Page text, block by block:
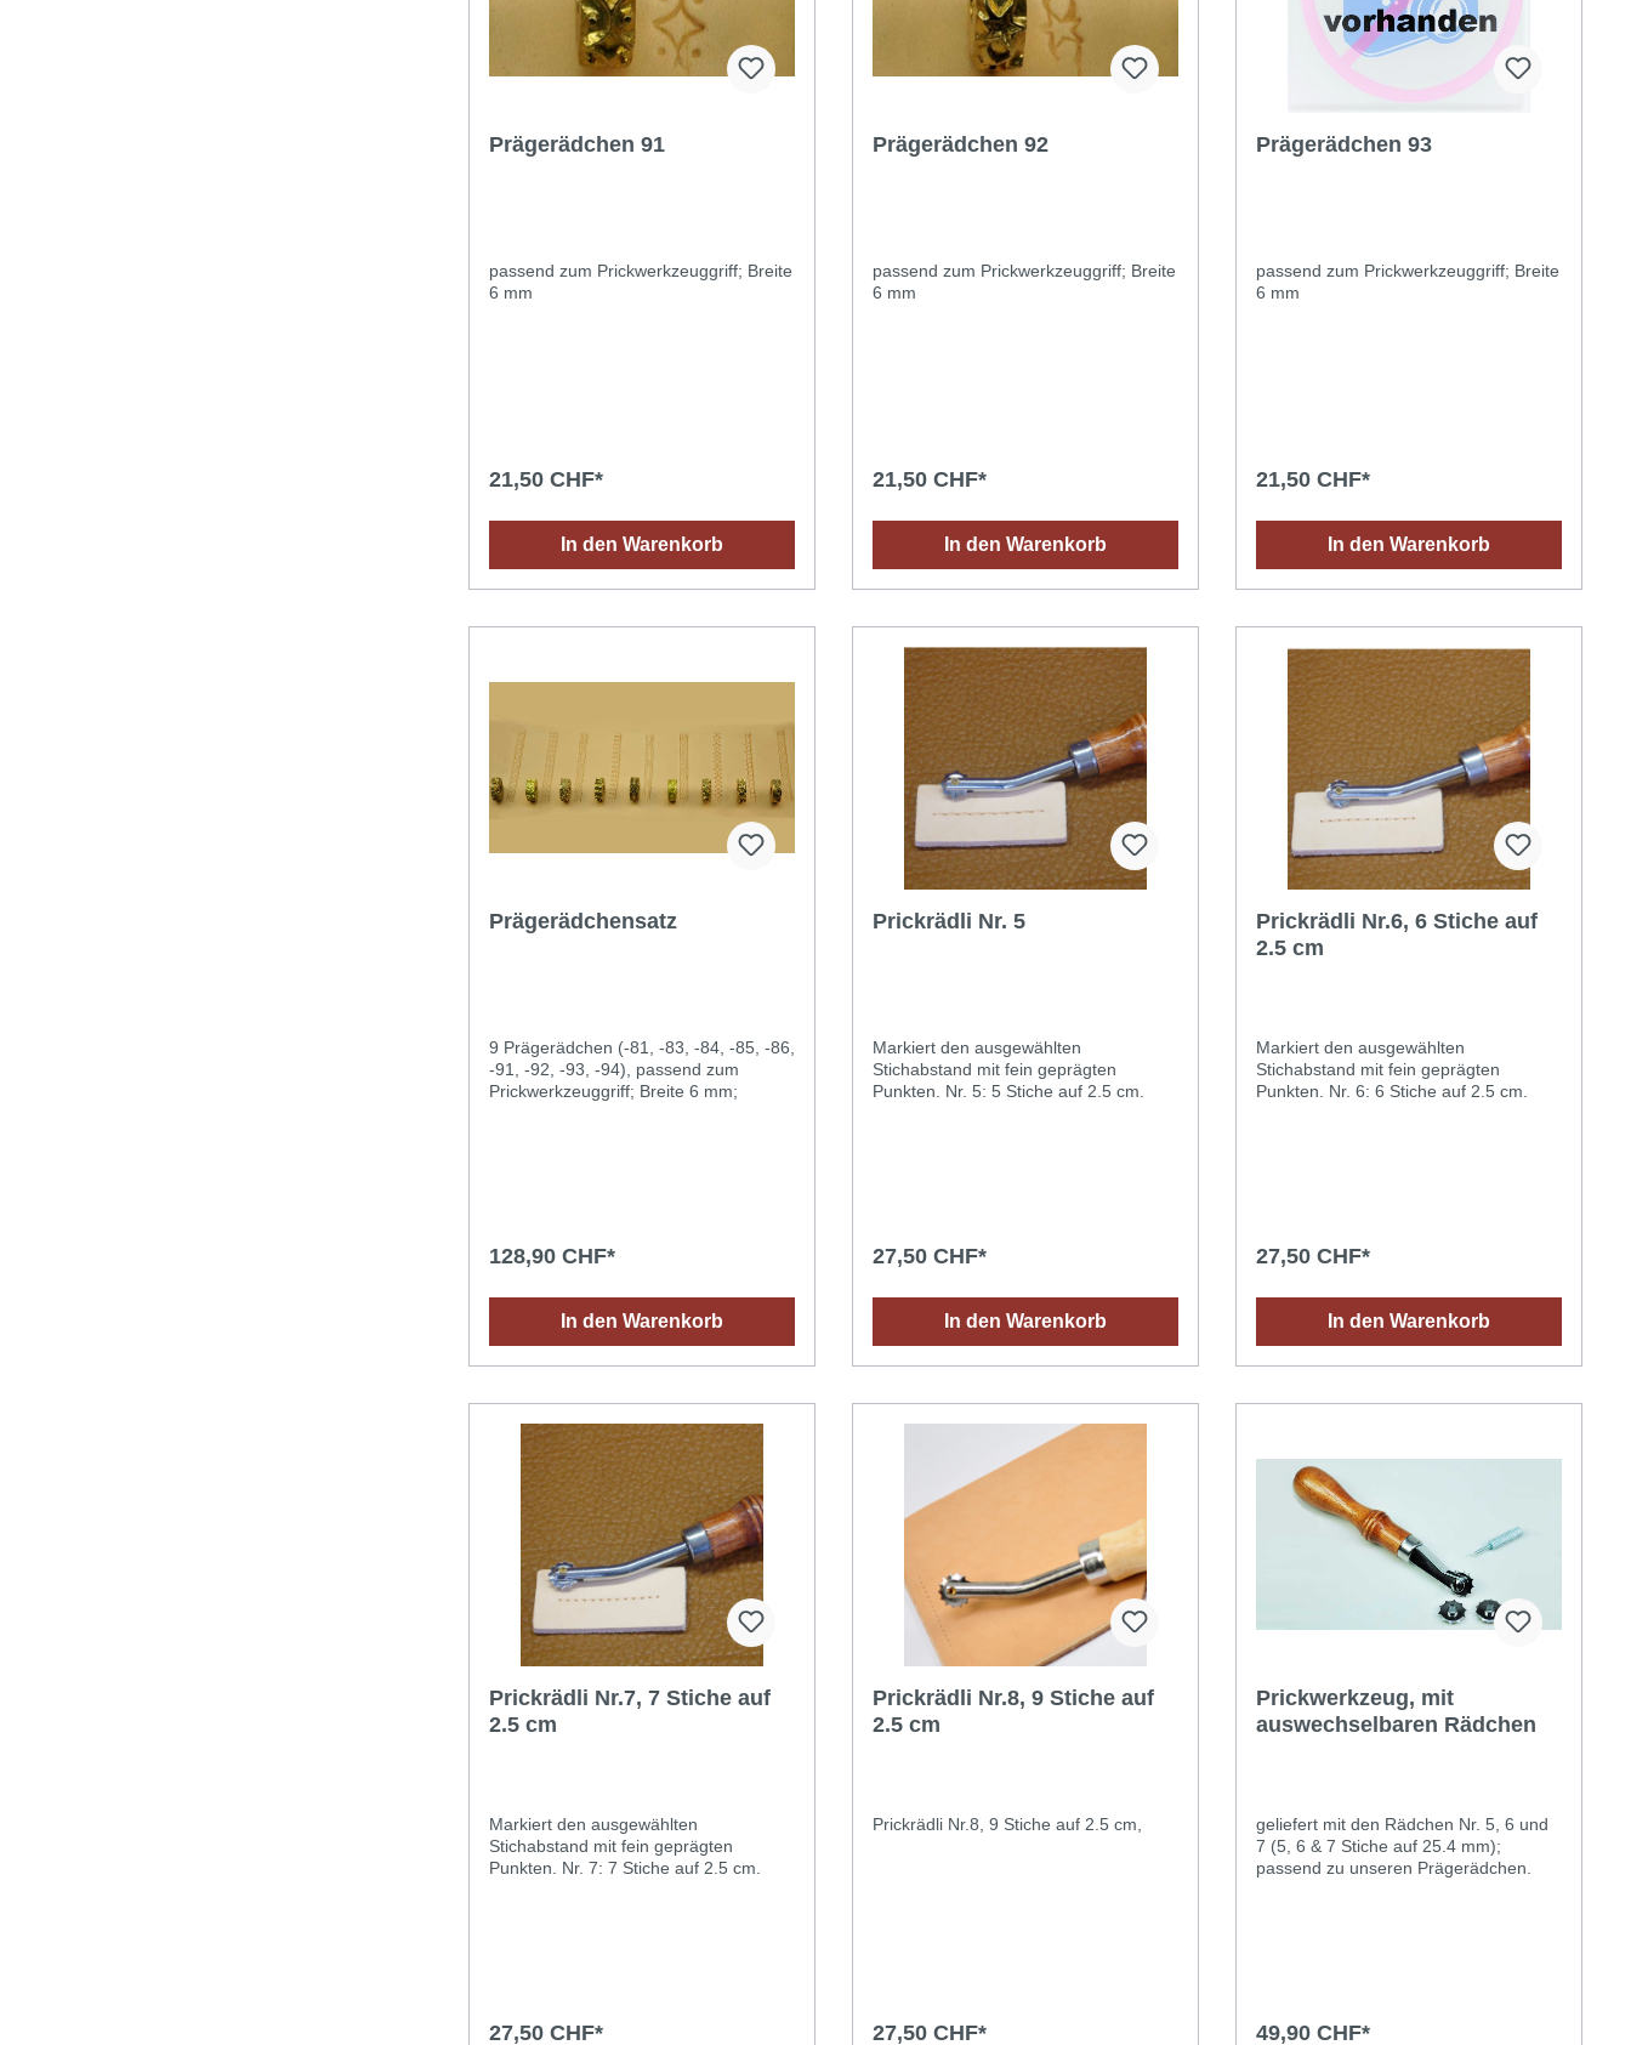
Prägerädchen 91
passend zum Prickwerkzeuggriff; Breite
6 mm
21,50 CHF*
In den Warenkorb
Prägerädchen 92
passend zum Prickwerkzeuggriff; Breite
6 mm
21,50 CHF*
In den Warenkorb
Prägerädchen 93
passend zum Prickwerkzeuggriff; Breite
6 mm
21,50 CHF*
In den Warenkorb
Prägerädchensatz
9 Prägerädchen (-81, -83, -84, -85, -86,
-91, -92, -93, -94), passend zum
Prickwerkzeuggriff; Breite 6 mm;
128,90 CHF*
In den Warenkorb
Prickrädli Nr. 5
Markiert den ausgewählten
Stichabstand mit fein geprägten
Punkten. Nr. 5: 5 Stiche auf 2.5 cm.
27,50 CHF*
In den Warenkorb
Prickrädli Nr.6, 6 Stiche auf
2.5 cm
Markiert den ausgewählten
Stichabstand mit fein geprägten
Punkten. Nr. 6: 6 Stiche auf 2.5 cm.
27,50 CHF*
In den Warenkorb
Prickrädli Nr.7, 7 Stiche auf
2.5 cm
Markiert den ausgewählten
Stichabstand mit fein geprägten
Punkten. Nr. 7: 7 Stiche auf 2.5 cm.
27,50 CHF*
Prickrädli Nr.8, 9 Stiche auf
2.5 cm
Prickrädli Nr.8, 9 Stiche auf 2.5 cm,
27,50 CHF*
Prickwerkzeug, mit
auswechselbaren Rädchen
geliefert mit den Rädchen Nr. 5, 6 und
7 (5, 6 & 7 Stiche auf 25.4 mm);
passend zu unseren Prägerädchen.
49,90 CHF*